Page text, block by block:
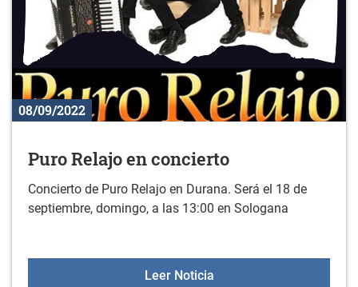
08/09/2022
Puro Relajo en concierto
Concierto de Puro Relajo en Durana. Será el 18 de
septiembre, domingo, a las 13:00 en Sologana
Leer NoticiaPuro Relajo en concierto